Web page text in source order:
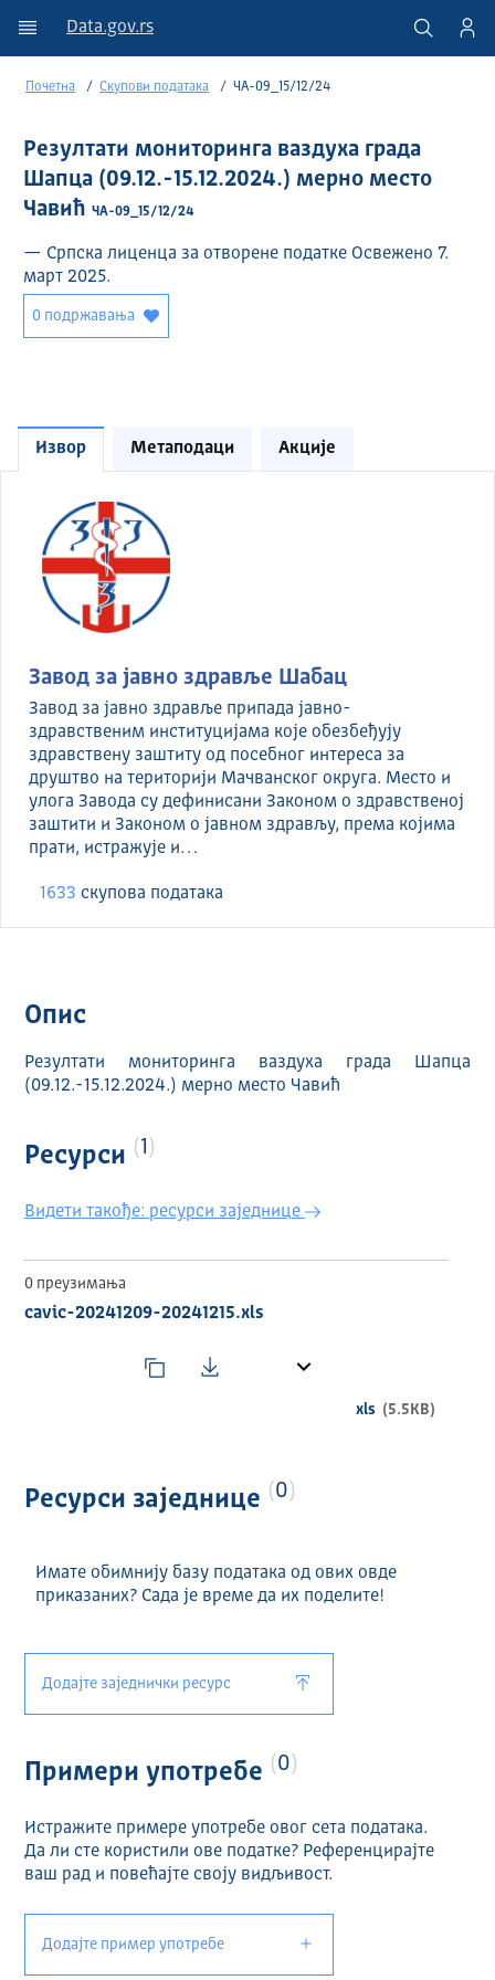
Data.gov.rs
Почетна Скупови података ЧА-09_15/12/24
Резултати мониторинга ваздуха града
Шапца (09.12.-15.12.2024.) мерно место
ЧавићЧА-09_15/12/24
— Српска лиценца за отворене податке Освежено 7.
март 2025.
0 подржавања
Извор Метаподаци Акције
Завод за јавно здравље Шабац
Завод за јавно здравље припада јавно-
здравственим институцијама које обезбеђују
здравствену заштиту од посебног интереса за
друштво на територији Мачванског округа. Место и
улога Завода су дефинисани Законом о здравственој
заштити и Законом о јавном здрављу, према којима
прати, истражује и…
1633 скуповa података
Опис
Резултати мониторинга ваздуха града Шапца
(09.12.-15.12.2024.) мерно место Чавић
Ресурси 1
Видети такође: ресурси заједнице
0 преузимања
cavic-20241209-20241215.xls
xls (5.5KB)
Ресурси заједнице 0
Имате обимнију базу података од ових овде
приказаних? Сада је време да их поделите!
Додајте заједнички ресурс
Примери употребе 0
Истражите примере употребе овог сета података.
Да ли сте користили ове податке? Референцирајте
ваш рад и повећајте своју видљивост.
Додајте пример употребе